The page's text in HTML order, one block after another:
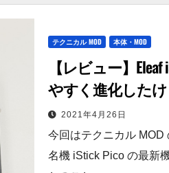
テクニカル MOD 本体・MOD
【レビュー】
やすく進化した
ピコだった話。
2021年4月26日
今回はテクニカル MOD
名機 iStick Pico の最新